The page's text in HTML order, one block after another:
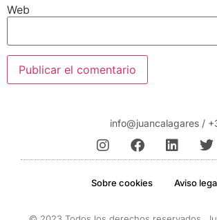
Web
info@juancalagares /
Sobre cookies Aviso